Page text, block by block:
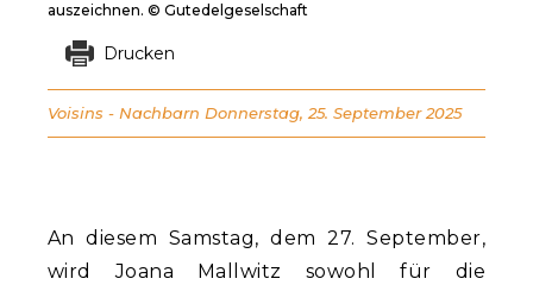
An diesem Samstag, dem 27. September,
wird Joana Mallwitz sowohl für die
auszeichnen. © Gutedelgeselschaft
Drucken
Voisins - Nachbarn Donnerstag, 25. September 2025